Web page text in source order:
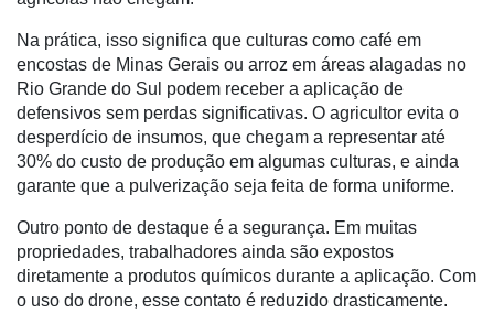
de
Precisão
Automação
Robótica
Conectividade
e
Análise
E-
Na prática, isso significa que culturas como café em
encostas de Minas Gerais ou arroz em áreas alagadas no
Rio Grande do Sul podem receber a aplicação de
defensivos sem perdas significativas. O agricultor evita o
desperdício de insumos, que chegam a representar até
30% do custo de produção em algumas culturas, e ainda
garante que a pulverização seja feita de forma uniforme.
Outro ponto de destaque é a segurança. Em muitas
propriedades, trabalhadores ainda são expostos
diretamente a produtos químicos durante a aplicação. Com
o uso do drone, esse contato é reduzido drasticamente.